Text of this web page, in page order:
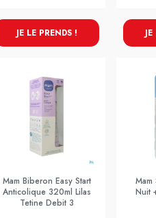
JE LE PRENDS !
Mam Biberon Easy Start
Anticolique 320ml Lilas
Tetine Debit 3
Mam
Nuit